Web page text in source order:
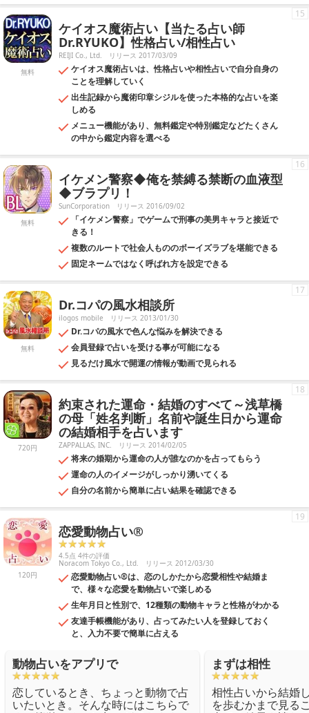
無料
ケイオス魔術占い【当たる占い師
Dr.RYUKO】性格占い/相性占い
REIJI Co., Ltd. リリース 2017/03/09
ケイオス魔術占いは、性格占いや相性占いで自分自身の
ことを理解していく
出生記録から魔術印章シジルを使った本格的な占いを楽
しめる
メニュー機能があり、無料鑑定や特別鑑定などたくさん
の中から鑑定内容を選べる
15
無料
イケメン警察◆俺を禁縛る禁断の血液型
◆ブラプリ！
SunCorporation リリース 2016/09/02
「イケメン警察」でゲームで刑事の美男キャラと接近で
きる！
複数のルートで社会人もののボーイズラブを堪能できる
固定ネームではなく呼ばれ方を設定できる
16
無料
Dr.コパの風水相談所
ilogos mobile リリース 2013/01/30
Dr.コパの風水で色んな悩みを解決できる
会員登録で占いを受ける事が可能になる
見るだけ風水で開運の情報が動画で見られる
17
720円
約束された運命・結婚のすべて～浅草橋
の母「姓名判断」名前や誕生日から運命
の結婚相手を占います
ZAPPALLAS, INC. リリース 2014/02/05
将来の婚期から運命の人が誰なのかを占ってもらう
運命の人のイメージがしっかり湧いてくる
自分の名前から簡単に占い結果を確認できる
18
120円
恋愛動物占い®
4.5点 4件の評価
Noracom Tokyo Co., Ltd. リリース 2012/03/30
恋愛動物占い®は、恋のしかたから恋愛相性や結婚ま
で、様々な恋愛を動物占いで楽しめる
生年月日と性別で、12種類の動物キャラと性格がわかる
友達手帳機能があり、占ってみたい人を登録しておく
と、入力不要で簡単に占える
19
動物占いをアプリで
恋しているとき、ちょっと動物で占
いたいとき。そんな時にはこちらで
まずは相性
相性占いから結婚
を歩むかまで見る